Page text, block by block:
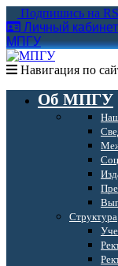
Подпишись на
Личный
МПГУ
Навигация по
Об МПГУ
Структура